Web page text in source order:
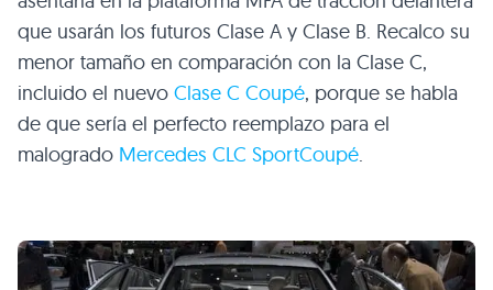
que usarán los futuros Clase A y Clase B. Recalco su
menor tamaño en comparación con la Clase C,
incluido el nuevo Clase C Coupé, porque se habla
de que sería el perfecto reemplazo para el
malogrado Mercedes CLC SportCoupé.